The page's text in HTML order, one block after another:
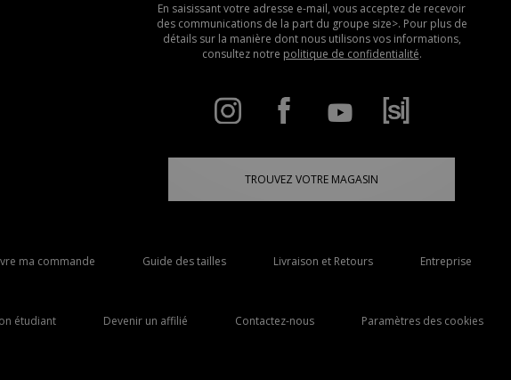
En saisissant votre adresse e-mail, vous acceptez de recevoir
des communications de la part du groupe size>. Pour plus de
détails sur la manière dont nous utilisons vos informations,
consultez notre politique de confidentialité.
TROUVEZ VOTRE MAGASIN
ma commande Guide des tailles Livraison et Retours Entreprise
étudiant Devenir un affilié Contactez-nous Paramètres des cookies